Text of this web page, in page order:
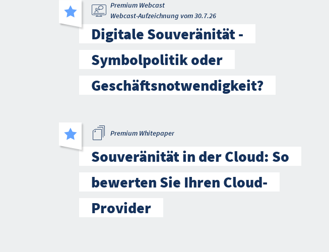
Premium Webcast
Webcast-Aufzeichnung vom 30.7.26
Digitale Souveränität -
Symbolpolitik oder
Geschäftsnotwendigkeit?
Premium Whitepaper
Souveränität in der Cloud: So
bewerten Sie Ihren Cloud-
Provider